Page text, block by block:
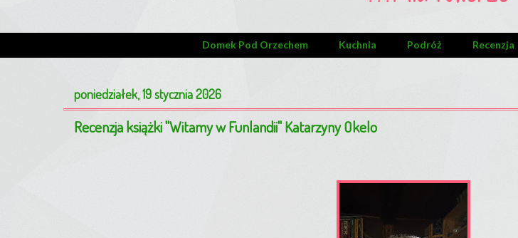
Domek Pod Orzechem Kuchnia Podróż Recenzja
poniedziałek, 19 stycznia 2026
Recenzja książki "Witamy w Funlandii" Katarzyny Okelo